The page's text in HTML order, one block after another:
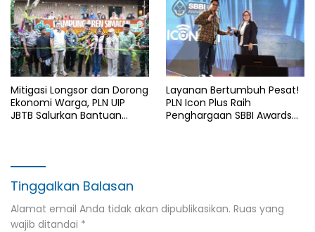
Mitigasi Longsor dan Dorong
Ekonomi Warga, PLN UIP
JBTB Salurkan Bantuan
Layanan Bertumbuh Pesat!
PLN Icon Plus Raih
Penghargaan SBBI Awards
Tinggalkan Balasan
Alamat email Anda tidak akan dipublikasikan. Ruas yang
wajib ditandai *